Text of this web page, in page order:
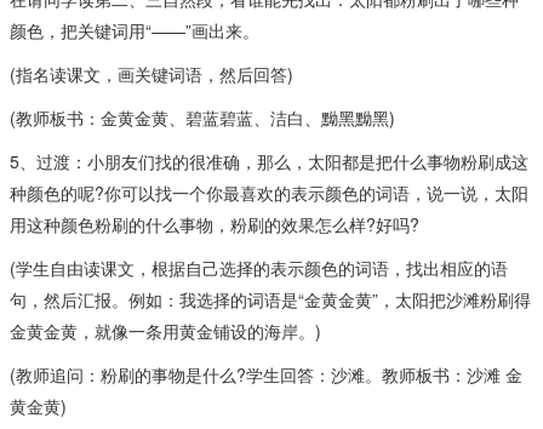
颜色，把关键词用“——”画出来。
(指名读课文，画关键词语，然后回答)
(教师板书：金黄金黄、碧蓝碧蓝、洁白、黝黑黝黑)
5、过渡：小朋友们找的很准确，那么，太阳都是把什么事物粉刷成这
种颜色的呢?你可以找一个你最喜欢的表示颜色的词语，说一说，太阳
用这种颜色粉刷的什么事物，粉刷的效果怎么样?好吗?
(学生自由读课文，根据自己选择的表示颜色的词语，找出相应的语
句，然后汇报。例如：我选择的词语是“金黄金黄”，太阳把沙滩粉刷得
金黄金黄，就像一条用黄金铺设的海岸。)
(教师追问：粉刷的事物是什么?学生回答：沙滩。教师板书：沙滩 金
黄金黄)